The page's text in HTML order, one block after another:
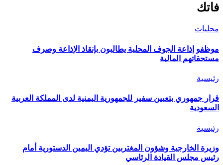
فاتك
محليات
موظفو إذاعة الجوف المحلية يطالبون بإنقاذ الإذاعة وصرف
مستحقاتهم المالية
رئيسية
قرار جمهوري بتعيين سفير للجمهورية اليمنية لدى المملكة العربية
السعودية
رئيسية
وزيرة الخارجية وشؤون المغتربين تؤدي اليمين الدستورية أمام
رئيس مجلس القيادة الرئاسي